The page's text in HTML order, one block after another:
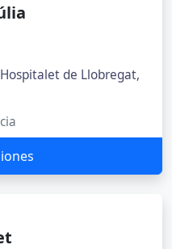
de Llobregat,